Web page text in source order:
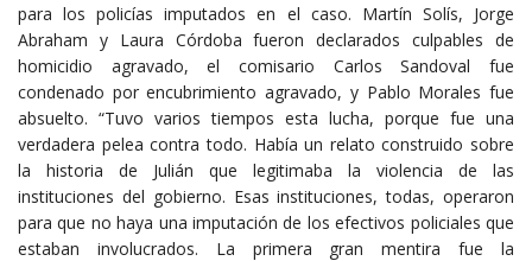
para los policías imputados en el caso. Martín Solís, Jorge
Abraham y Laura Córdoba fueron declarados culpables de
homicidio agravado, el comisario Carlos Sandoval fue
condenado por encubrimiento agravado, y Pablo Morales fue
absuelto. “Tuvo varios tiempos esta lucha, porque fue una
verdadera pelea contra todo. Había un relato construido sobre
la historia de Julián que legitimaba la violencia de las
instituciones del gobierno. Esas instituciones, todas, operaron
para que no haya una imputación de los efectivos policiales que
estaban involucrados. La primera gran mentira fue la